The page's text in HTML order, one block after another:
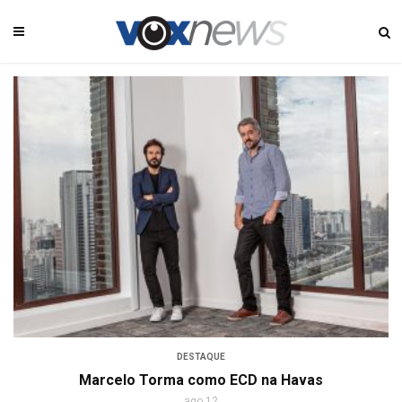
DESTAQUE
Marcelo Torma como ECD na Havas